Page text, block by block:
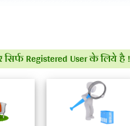
Registered User के लिये